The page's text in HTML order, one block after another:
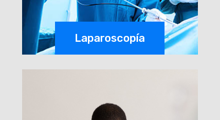
Laparoscopía